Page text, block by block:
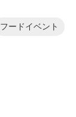
フードイベント